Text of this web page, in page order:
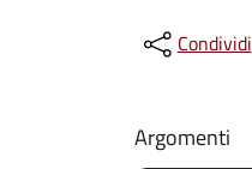
Condividi
Argomenti